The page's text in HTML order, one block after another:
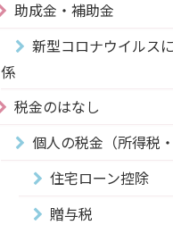
助成金・補助金
新型コロナウイルス
係
税金のはなし
個人の税金（所得税・
住宅ローン控除
贈与税